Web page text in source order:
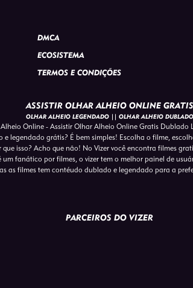
DMCA
ECOSISTEMA
TERMOS E CONDIÇÕES
ASSISTIR OLHAR ALHEIO ONLINE GRATIS
OLHAR ALHEIO LEGENDADO || OLHAR ALHEIO DUBLADO
Online - Assistir Olhar Alheio Online Gratis Dublado
legendado grátis? É bem simples! Escolha o filme,
isso? Acho que não! No Vizer você encontra filmes
fanático por filmes, o vizer tem o melhor painel de
as filmes tem contéudo dublado e legendado para a
PARCEIROS DO VIZER